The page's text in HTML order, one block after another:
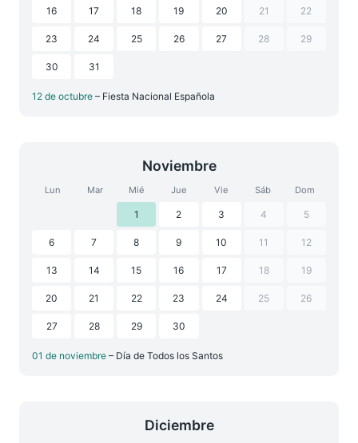
16 17 18 19 20 21 22
23 24 25 26 27 28 29
30 31
12 de octubre – Fiesta Nacional Española
Noviembre
Lun Mar Mié Jue Vie Sáb Dom
1 2 3 4 5
6 7 8 9 10 11 12
13 14 15 16 17 18 19
20 21 22 23 24 25 26
27 28 29 30
01 de noviembre – Día de Todos los Santos
Diciembre